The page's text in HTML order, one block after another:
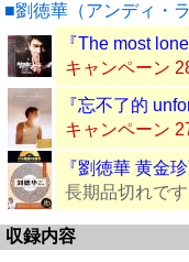
■劉徳華（アンディ・
『The most
キャンペーン
『忘不了的
キャンペーン
『劉徳華 黄金
長期品切れです
収録内容